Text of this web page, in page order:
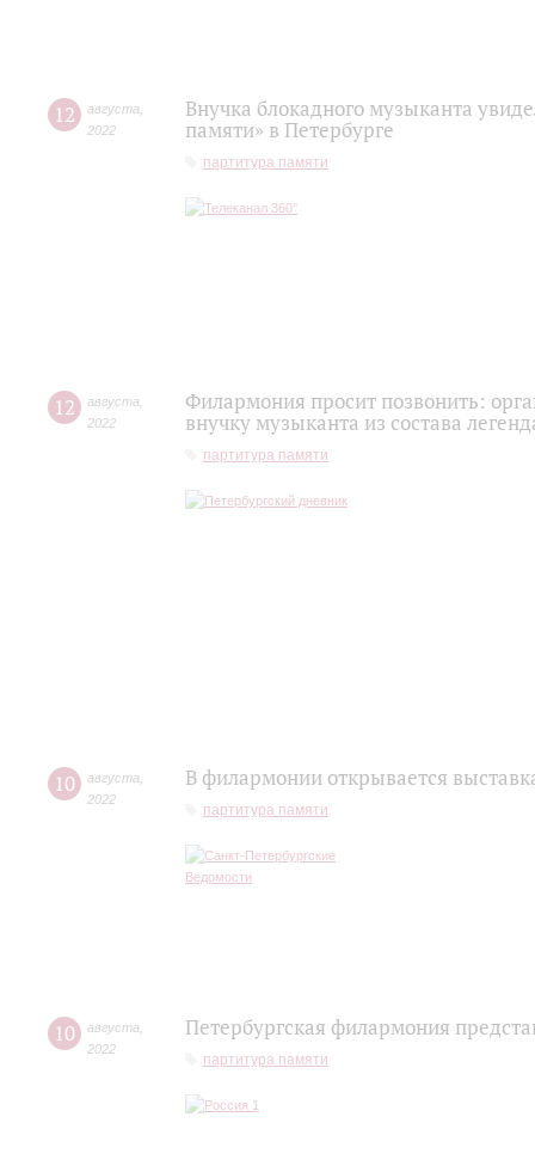
12 августа
2022
Внучка блокадного музыканта
памяти» в Петербурге
партитура памяти
12 августа
2022
Филармония просит позвонить:
внучку музыканта из состава
партитура памяти
10 августа
2022
В филармонии открывается
партитура памяти
10 августа
2022
Петербургская филармония
партитура памяти